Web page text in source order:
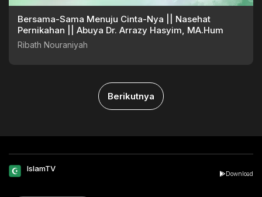
Bersama-Sama Menuju Cinta-Nya || Nasehat
Pernikahan || Abuya Dr. Arrazy Hasyim, MA.Hum
Ribath Nouraniyah
Berikutnya
IslamTV
Download